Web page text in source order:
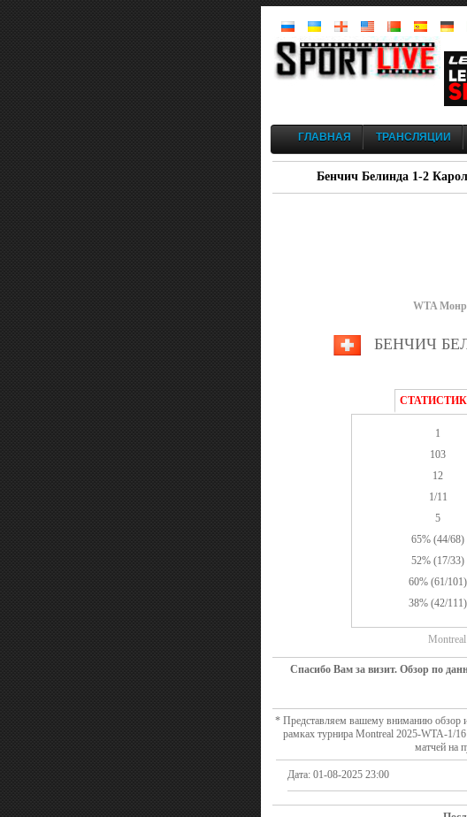
ГЛАВНАЯ ТРАНСЛЯЦИИ
Бенчич Белинда 1-2
WTA
БЕНЧИЧ
1
103
12
1/11
5
65% (44/68)
52% (17/33)
60% (61/101)
38% (42/111)
Спасибо Вам за визит. Обзор по
* Представляем вашему вниманию обзор
рамках турнира Montreal 2025-WTA-1/
матчей на
Дата: 01-08-2025 23:00